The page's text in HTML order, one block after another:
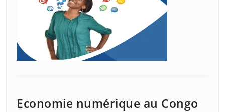
Economie numérique au Congo